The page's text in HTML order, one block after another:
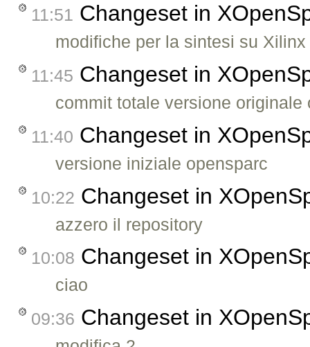
11:51 Changeset in
modifiche per la sintesi su Xilinx
11:45 Changeset in
commit totale versione originale
11:40 Changeset in
versione iniziale opensparc
10:22 Changeset in
azzero il repository
10:08 Changeset in
ciao
09:36 Changeset in